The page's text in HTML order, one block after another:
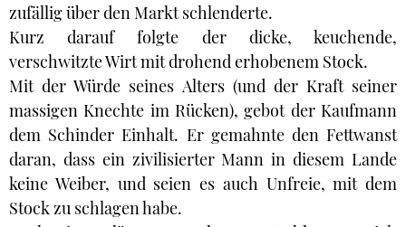
zufällig über den Markt schlenderte.
Kurz darauf folgte der dicke, keuchende,
verschwitzte Wirt mit drohend erhobenem Stock.
Mit der Würde seines Alters (und der Kraft seiner
massigen Knechte im Rücken), gebot der Kaufmann
dem Schinder Einhalt. Er gemahnte den Fettwanst
daran, dass ein zivilisierter Mann in diesem Lande
keine Weiber, und seien es auch Unfreie, mit dem
Stock zu schlagen habe.